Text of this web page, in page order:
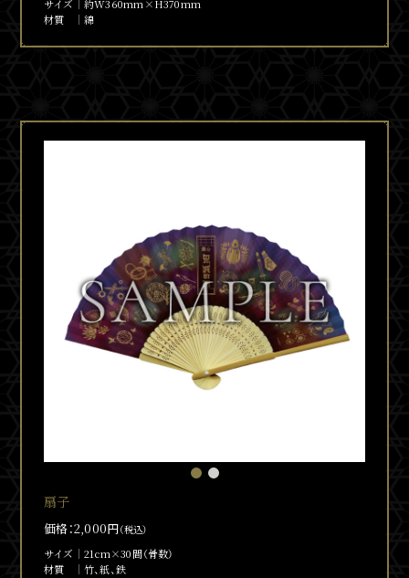
サイズ
約W360mm×H370mm
材質
綿
扇子
価格：2,000円（税込）
サイズ
21cm×30間（骨数）
材質
竹、紙、鉄